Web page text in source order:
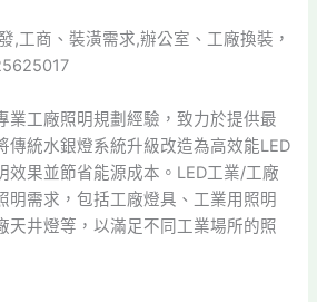
,工商、裝潢需求,辦公室、工廠換裝，
業工廠照明規劃經驗，致力於提供最
傳統水銀燈系統升級改造為高效能LED
效果並節省能源成本。LED工業/工廠
明需求，包括工廠燈具、工業用照明
天井燈等，以滿足不同工業場所的照